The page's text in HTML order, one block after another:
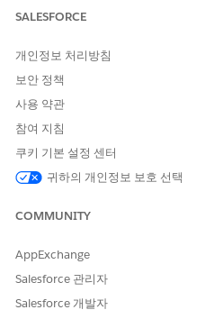
IT 서비스 구성 페이지에서
구성 자동 채우기 페이지에서
릭합니다.
매핑을 추가하거나 업데이트하
택합니다.
수동 입력에 대한 추가 필드를
변경 사항을 저장합니다.
SALESFORCE
개인정보 처리방침
보안 정책
사용 약관
참여 지침
쿠키 기본 설정 센터
귀하의 개인정보 보호 선택
COMMUNITY
AppExchange
Salesforce 관리자
Salesforce 개발자